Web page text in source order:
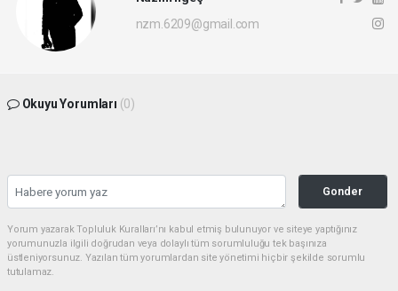
nzm.6209@gmail.com
Okuyu Yorumları (0)
Gonder
Yorum yazarak Topluluk Kuralları’nı kabul etmiş bulunuyor ve siteye yaptığınız
yorumunuzla ilgili doğrudan veya dolaylı tüm sorumluluğu tek başınıza
üstleniyorsunuz. Yazılan tüm yorumlardan site yönetimi hiçbir şekilde sorumlu
tutulamaz.